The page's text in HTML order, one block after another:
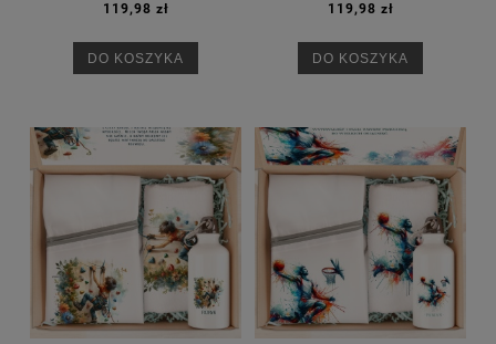
119,98 zł
DO KOSZYKA
119,98 zł
DO KOSZYKA